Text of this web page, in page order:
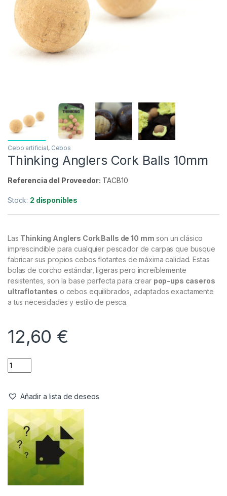
Cebo artificial,Cebos
Thinking Anglers Cork Balls 10mm
Referencia del Proveedor:TACB10
LasThinking Anglers Cork Balls de 10 mm
imprescindible para cualquier pescador de carpas que busque
bolas de corcho estándar, ligeras pero increíblemente
ultraflotantes
o cebos equilibrados, adaptados exactamente
a tus necesidades y estilo de pesca.
12,60€